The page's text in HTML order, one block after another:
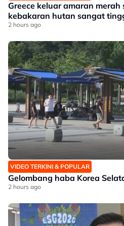
Greece keluar amaran merah
kebakaran hutan sangat
2 hours ago
VIDEO TERKINI & POPULAR
Gelombang haba Korea
2 hours ago